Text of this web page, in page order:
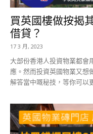
買英國樓做按揭
借貸？
17 3 月, 2023
大部份香港人投資物業都會
應。然而投資英國物業又想
解答當中嘅秘技，等你可以